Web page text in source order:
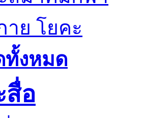
าย โยคะ
ทั้งหมด
สื่อ